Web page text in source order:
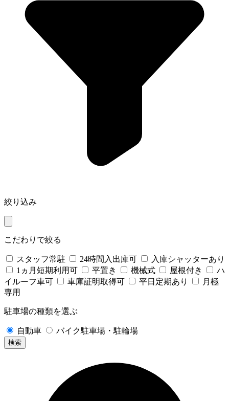
絞り込み
こだわりで絞る
スタッフ常駐 24時間入出庫可
入庫シャッターあり
1ヵ月短期利用可
平置き 機械式 屋根付き
ハ
イルーフ車可
車庫証明取得可 平日定期あり
月極
専用
駐車場の種類を選ぶ
自動車 バイク駐車場・駐輪場
検索